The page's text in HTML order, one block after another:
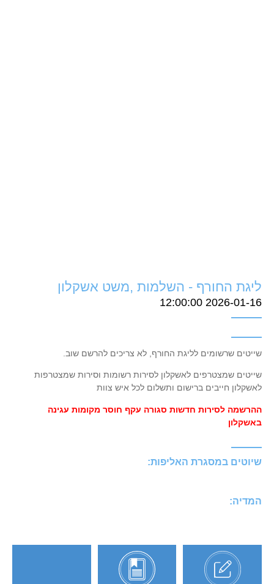
ליגת החורף - השלמות ,משט אשקלון
2026-01-16 12:00:00
שייטים שרשומים לליגת החורף, לא צריכים להרשם שוב.
שייטים שמצטרפים לאשקלון לסירות רשומות וסירות שמצטרפות
לאשקלון חייבים ברישום ותשלום לכל איש צוות
ההרשמה לסירות חדשות סגורה עקף חוסר מקומות עגינה
באשקלון
שיוטים במסגרת האליפות:
המדיה: